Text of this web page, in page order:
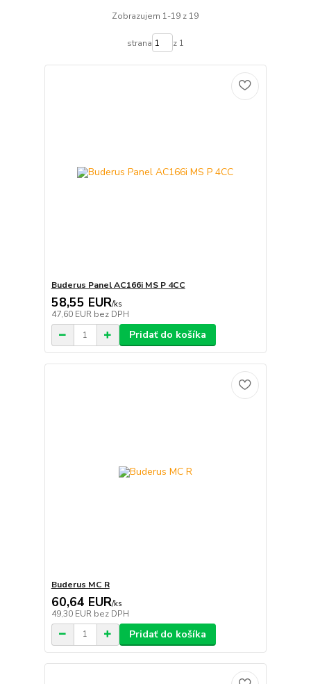
Zobrazujem 1-19 z 19
strana z 1
Buderus Panel AC166i MS P 4CC
58,55 EUR/ks
47,60 EUR bez DPH
Pridať do košíka
Buderus MC R
60,64 EUR/ks
49,30 EUR bez DPH
Pridať do košíka